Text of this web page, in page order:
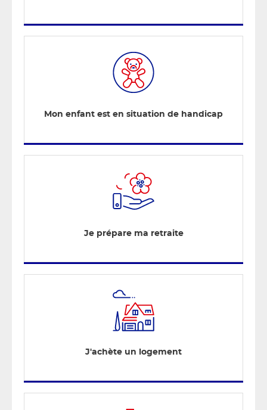
Mon enfant est en situation de handicap
Je prépare ma retraite
J'achète un logement